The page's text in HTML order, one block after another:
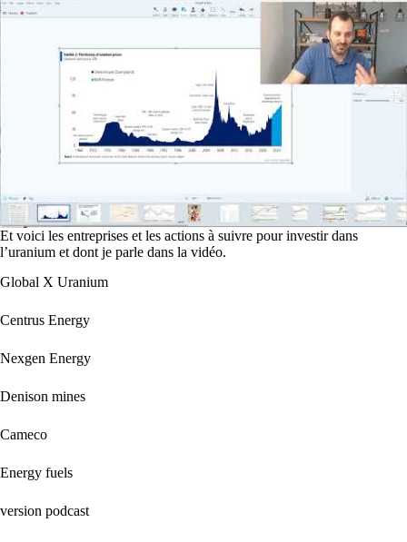
Et voici les entreprises et les actions à suivre pour investir dans
l’uranium et dont je parle dans la vidéo.
Global X Uranium
Centrus Energy
Nexgen Energy
Denison mines
Cameco
Energy fuels
version podcast